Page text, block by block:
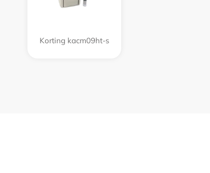
Korting kacm09ht-s